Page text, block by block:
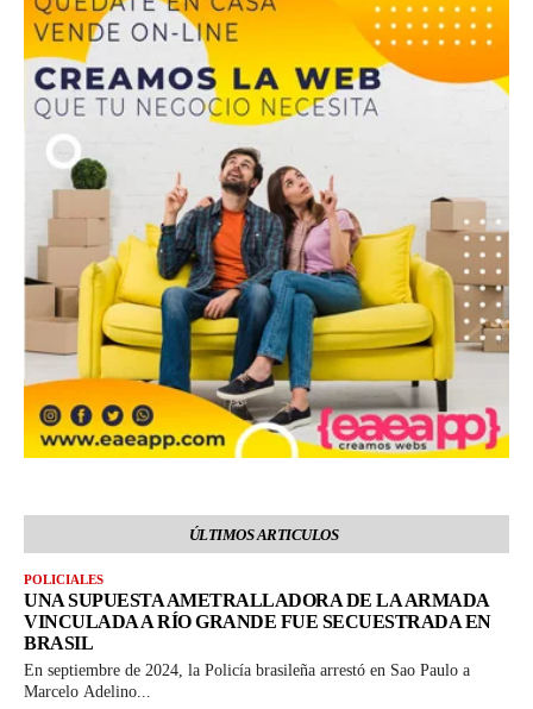
ÚLTIMOS ARTICULOS
POLICIALES
UNA SUPUESTA AMETRALLADORA DE LA ARMADA
VINCULADA A RÍO GRANDE FUE SECUESTRADA EN
BRASIL
En septiembre de 2024, la Policía brasileña arrestó en Sao Paulo a
Marcelo Adelino...